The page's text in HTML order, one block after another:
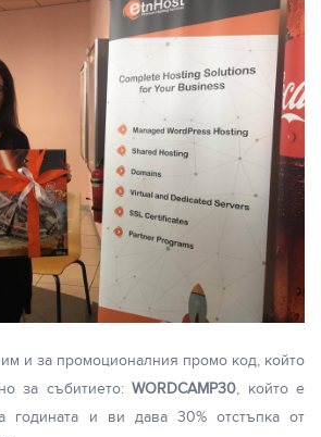
и за промоционалния промо код, който
за събитието: WORDCAMP30, който е
годината и ви дава 30% отстъпка от